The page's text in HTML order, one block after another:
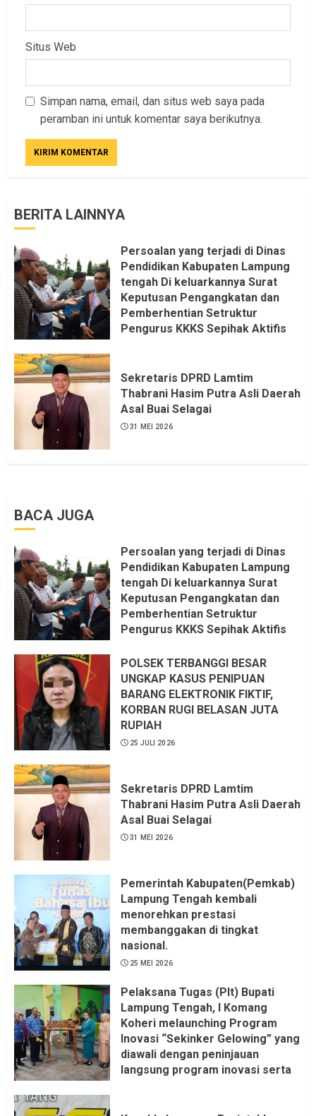
Situs Web
Simpan nama, email, dan situs web saya pada
peramban ini untuk komentar saya berikutnya.
BERITA LAINNYA
Persoalan yang terjadi di Dinas
Pendidikan Kabupaten Lampung
tengah Di keluarkannya Surat
Keputusan Pengangkatan dan
Pemberhentian Setruktur
Pengurus KKKS Sepihak Aktifis
Dapat saya pastikan penuh Unsur
KKN, dan Unsur Politik.
6 AGUSTUS 2026
Sekretaris DPRD Lamtim
Thabrani Hasim Putra Asli Daerah
Asal Buai Selagai
31 MEI 2026
BACA JUGA
Persoalan yang terjadi di Dinas
Pendidikan Kabupaten Lampung
tengah Di keluarkannya Surat
Keputusan Pengangkatan dan
Pemberhentian Setruktur
Pengurus KKKS Sepihak Aktifis
Sangat menantang Aturan dan
Dapat saya pastikan penuh Unsur
KKN, dan Unsur Politik.
6 AGUSTUS 2026
POLSEK TERBANGGI BESAR
UNGKAP KASUS PENIPUAN
BARANG ELEKTRONIK FIKTIF,
KORBAN RUGI BELASAN JUTA
RUPIAH
25 JULI 2026
Sekretaris DPRD Lamtim
Thabrani Hasim Putra Asli Daerah
Asal Buai Selagai
31 MEI 2026
Pemerintah Kabupaten(Pemkab)
Lampung Tengah kembali
menorehkan prestasi
membanggakan di tingkat
nasional.
25 MEI 2026
Pelaksana Tugas (Plt) Bupati
Lampung Tengah, I Komang
Koheri melaunching Program
Inovasi “Sekinker Gelowing” yang
diawali dengan peninjauan
langsung program inovasi serta